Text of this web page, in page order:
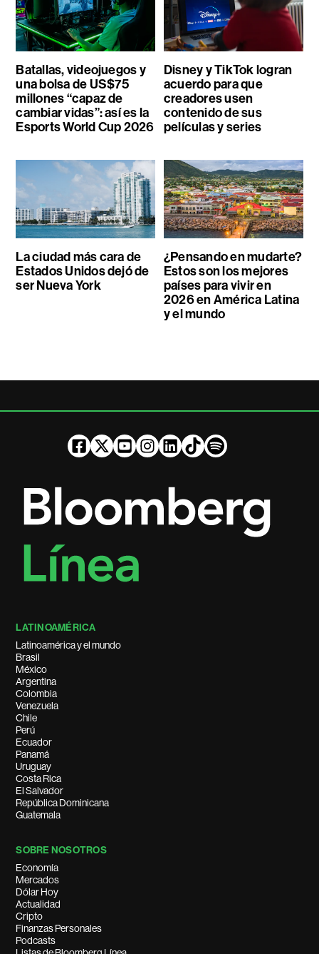
Batallas, videojuegos y
una bolsa de US$75
millones “capaz de
cambiar vidas”: así es la
Esports World Cup 2026
Disney y TikTok logran
acuerdo para que
creadores usen
contenido de sus
películas y series
La ciudad más cara de
Estados Unidos dejó de
ser Nueva York
¿Pensando en mudarte?
Estos son los mejores
países para vivir en
2026 en América Latina
y el mundo
LATINOAMÉRICA
Latinoamérica y el mundo
Brasil
México
Argentina
Colombia
Venezuela
Chile
Perú
Ecuador
Panamá
Uruguay
Costa Rica
El Salvador
República Dominicana
Guatemala
SOBRE NOSOTROS
Economía
Mercados
Dólar Hoy
Actualidad
Cripto
Finanzas Personales
Podcasts